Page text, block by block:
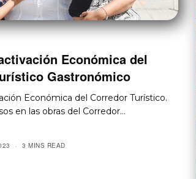
Económica del
Gastronómico
Económica del Corredor Turístico.
en las obras del Corredor…
3 MINS READ